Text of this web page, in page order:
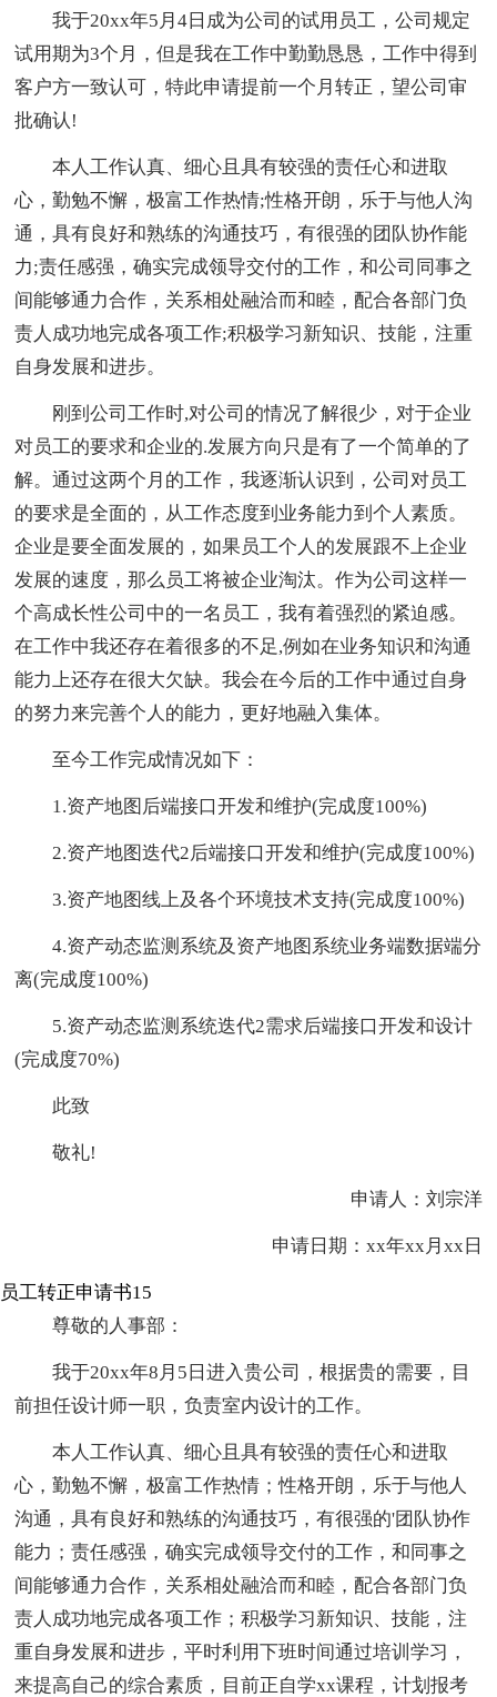
我于20xx年5月4日成为公司的试用员工，公司规定
试用期为3个月，但是我在工作中勤勤恳恳，工作中得到
客户方一致认可，特此申请提前一个月转正，望公司审
批确认!
本人工作认真、细心且具有较强的责任心和进取
心，勤勉不懈，极富工作热情;性格开朗，乐于与他人沟
通，具有良好和熟练的沟通技巧，有很强的团队协作能
力;责任感强，确实完成领导交付的工作，和公司同事之
间能够通力合作，关系相处融洽而和睦，配合各部门负
责人成功地完成各项工作;积极学习新知识、技能，注重
自身发展和进步。
刚到公司工作时,对公司的情况了解很少，对于企业
对员工的要求和企业的.发展方向只是有了一个简单的了
解。通过这两个月的工作，我逐渐认识到，公司对员工
的要求是全面的，从工作态度到业务能力到个人素质。
企业是要全面发展的，如果员工个人的发展跟不上企业
发展的速度，那么员工将被企业淘汰。作为公司这样一
个高成长性公司中的一名员工，我有着强烈的紧迫感。
在工作中我还存在着很多的不足,例如在业务知识和沟通
能力上还存在很大欠缺。我会在今后的工作中通过自身
的努力来完善个人的能力，更好地融入集体。
至今工作完成情况如下：
1.资产地图后端接口开发和维护(完成度100%)
2.资产地图迭代2后端接口开发和维护(完成度100%)
3.资产地图线上及各个环境技术支持(完成度100%)
4.资产动态监测系统及资产地图系统业务端数据端分
离(完成度100%)
5.资产动态监测系统迭代2需求后端接口开发和设计
(完成度70%)
此致
敬礼!
申请人：刘宗洋
申请日期：xx年xx月xx日
员工转正申请书15
尊敬的人事部：
我于20xx年8月5日进入贵公司，根据贵的需要，目
前担任设计师一职，负责室内设计的工作。
本人工作认真、细心且具有较强的责任心和进取
心，勤勉不懈，极富工作热情；性格开朗，乐于与他人
沟通，具有良好和熟练的沟通技巧，有很强的'团队协作
能力；责任感强，确实完成领导交付的工作，和同事之
间能够通力合作，关系相处融洽而和睦，配合各部门负
责人成功地完成各项工作；积极学习新知识、技能，注
重自身发展和进步，平时利用下班时间通过培训学习，
来提高自己的综合素质，目前正自学xx课程，计划报考